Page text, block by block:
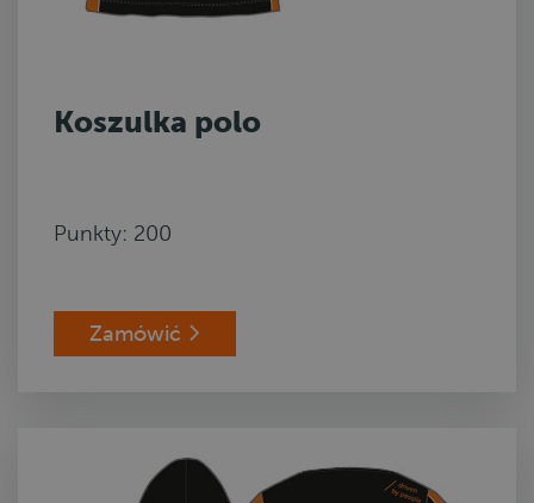
Koszulka polo
Punkty: 200
Zamówić